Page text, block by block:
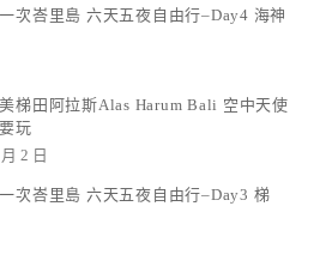
次峇里島 六天五夜自由行–Day4 海神
梯田阿拉斯Alas Harum Bali 空中天使
玩
2 日
次峇里島 六天五夜自由行–Day3 梯